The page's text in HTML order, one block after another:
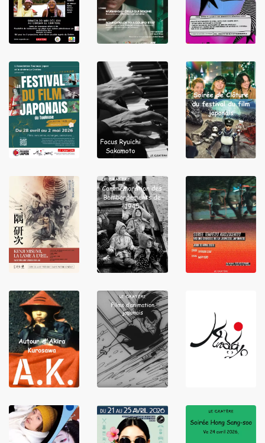
LIRE
LIRE
LIRE
LIRE LIRE LIRE
LIRE LIRE LIRE
LIRE LIRE
LIRE